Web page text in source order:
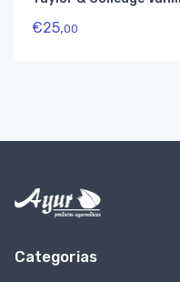
€25,00
Categorias